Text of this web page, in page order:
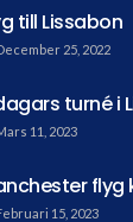
till Lissabon
25, 2022
turné i
11, 2023
15, 2023